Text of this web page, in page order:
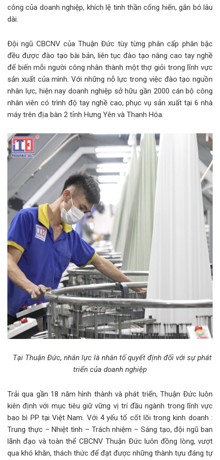
công của doanh nghiệp, khích lệ tinh thần cống hiến, gắn bó lâu
dài.
Đội ngũ CBCNV của Thuận Đức tùy từng phân cấp phân bậc
đều được đào tạo bài bản, liên tục đào tạo nâng cao tay nghề
để biến mỗi người công nhân thành một thợ giỏi trong lĩnh vực
sản xuất của mình. Với những nỗ lực trong việc đào tạo nguồn
nhân lực, hiện nay doanh nghiệp sở hữu gần 2000 cán bộ công
nhân viên có trình độ tay nghề cao, phục vụ sản xuất tại 6 nhà
máy trên địa bàn 2 tỉnh Hưng Yên và Thanh Hóa.
Tại Thuận Đức, nhân lực là nhân tố quyết định đối với sự phát
triển của doanh nghiệp
Trải qua gần 18 năm hình thành và phát triển, Thuận Đức luôn
kiên định với mục tiêu giữ vững vị trí đầu ngành trong lĩnh vực
bao bì PP tại Việt Nam. Với 4 yếu tố cốt lõi trong kinh doanh :
Trung thực – Nhiệt tình – Trách nhiệm – Sáng tạo, đội ngũ ban
lãnh đạo và toàn thể CBCNV Thuận Đức luôn đồng lòng, vượt
qua khó khăn, thách thức để đạt được những thành tựu đáng tự